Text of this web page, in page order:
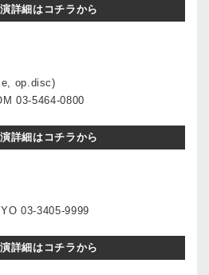
詳細はコチラから
op.disc)
03-5464-0800
詳細はコチラから
03-3405-9999
詳細はコチラから